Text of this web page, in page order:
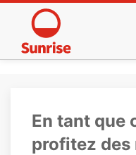
En tant que
profitez des